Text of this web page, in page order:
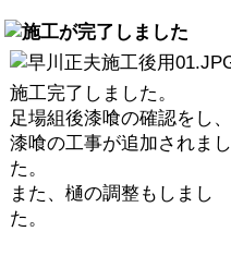
施工完了しました。
足場組後漆喰の確認をし、
漆喰の工事が追加されまし
た。
また、樋の調整もしまし
た。